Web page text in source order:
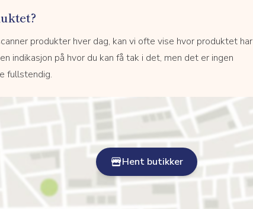
produkter hver dag, kan vi ofte vise hvor produktet har
indikasjon på hvor du kan få tak i det, men det er ingen
fullstendig.
Hent butikker